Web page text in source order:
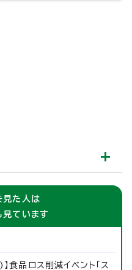
見た人は
見ています
品ロス削減イベント「ス